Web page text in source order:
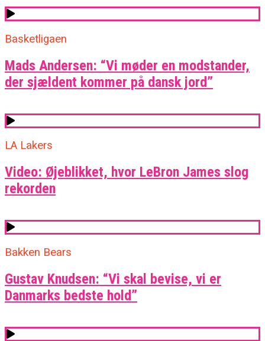
Basketligaen
Mads Andersen: “Vi møder en modstander,
der sjældent kommer på dansk jord”
LA Lakers
Video: Øjeblikket, hvor LeBron James slog
rekorden
Bakken Bears
Gustav Knudsen: “Vi skal bevise, vi er
Danmarks bedste hold”